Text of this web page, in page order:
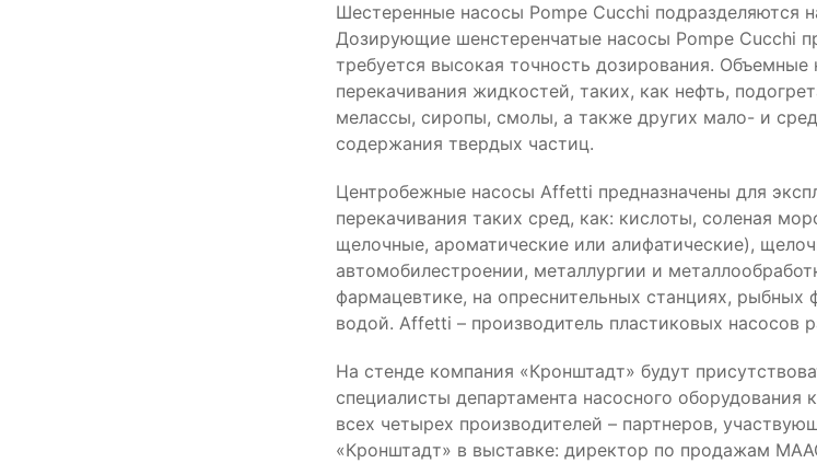
Шестеренные насосы Pompe Сucchi подразделяются
Дозирующие шенстеренчатые насосы Pompe Сucchi
требуется высокая точность дозирования. Объемные
перекачивания жидкостей, таких, как нефть,
мелассы, сиропы, смолы, а также других мало- и
содержания твердых частиц.
Центробежные насосы Affetti предназначены для
перекачивания таких сред, как: кислоты, соленая
щелочные, ароматические или алифатические),
автомобилестроении, металлургии и
фармацевтике, на опреснительных станциях,
водой. Affetti – производитель пластиковых насосов
На стенде компания «Кронштадт» будут
специалисты департамента насосного оборудования
всех четырех производителей – партнеров,
«Кронштадт» в выставке: директор по продажам